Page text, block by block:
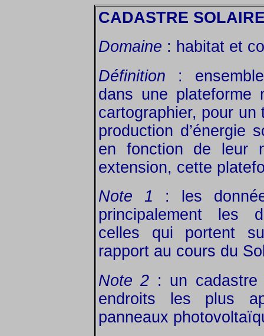
CADASTRE
Domaine : habitat et
Définition :
dans une plateforme
cartographier, pour
production d’énergie
en fonction de leur
extension, cette
Note 1 : les
principalement les
celles qui portent
rapport au cours du
Note 2 : un cadastre
endroits les plus
panneaux